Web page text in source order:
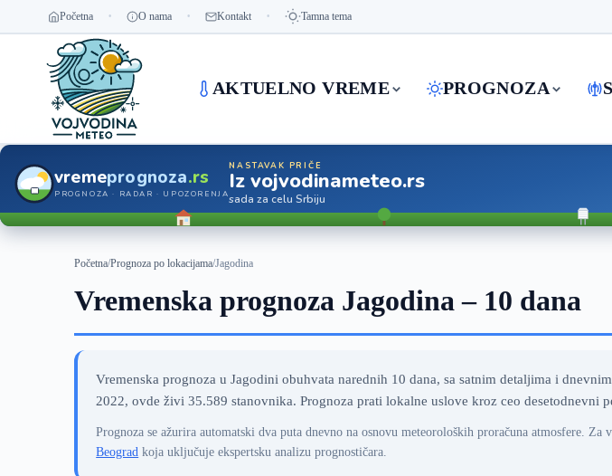
Početna O nama Kontakt Tamna tema
AKTUELNO VREME PROGNOZA
vremeprognoza.rs
PROGNOZA · RADAR · UPOZORENJA
NASTAVAK PRIČE
Iz vojvodinameteo.rs
sada za celu Srbiju
Početna/Prognoza po lokacijama/Jagodina
Vremenska prognoza Jagodina – 10 dana
Vremenska prognoza u Jagodini obuhvata narednih 10 dana, sa satnim detaljima i
2022, ovde živi 35.589 stanovnika. Prognoza prati lokalne uslove kroz ceo desetodnevni
Prognoza se ažurira automatski dva puta dnevno na osnovu meteoroloških proračuna atmosfere.
Beograd koja uključuje ekspertsku analizu prognostičara.